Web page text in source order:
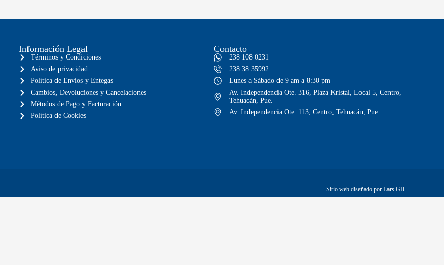
Información Legal
Términos y Condiciones
Aviso de privacidad
Política de Envíos y Entegas
Cambios, Devoluciones y Cancelaciones
Métodos de Pago y Facturación
Política de Cookies
Contacto
238 108 0231
238 38 35992
Lunes a Sábado de 9 am a 8:30 pm
Av. Independencia Ote. 316, Plaza Kristal, Local 5, Centro,
Tehuacán, Pue.
Av. Independencia Ote. 113, Centro, Tehuacán, Pue.
Sitio web diseñado por Lars GH